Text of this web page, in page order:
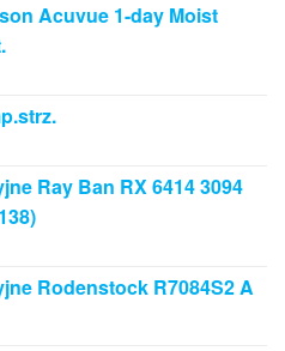
Acuvue 1-day Moist
Ray Ban RX 6414 3094
Rodenstock R7084S2 A